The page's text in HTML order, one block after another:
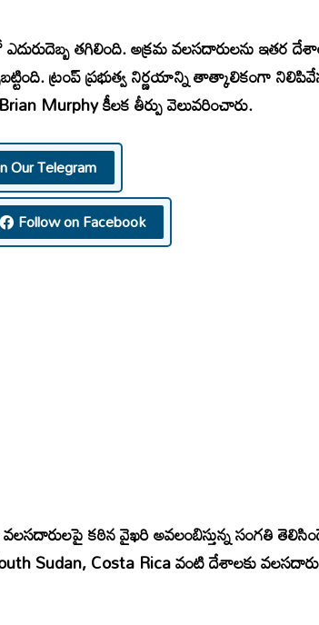
తగిలింది. అక్రమ వలసదారులను ఇతర
ట్రంప్‌ ప్రభుత్వ నిర్ణయాన్ని తాత్కాలికంగా
Brian Murphyకీలక తీర్పు వెలువరించారు.
Our Telegram
Follow on Facebook
కఠిన వైఖరి అవలంబిస్తున్న సంగతి
Sudan,Costa Ricaవంటి దేశాలకు